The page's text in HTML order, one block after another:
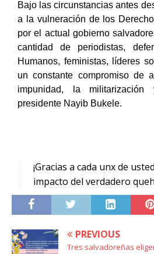
Bajo las circunstancias antes
a la vulneración de los
por el actual gobierno
cantidad de periodistas,
Humanos, feministas, líderes
un constante compromiso de
impunidad, la
presidente Nayib Bukele.
¡Gracias a cada unx de
impacto del verdadero
PREVIOUS
Tres salvadoreñas